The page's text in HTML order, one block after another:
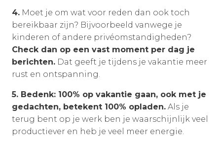
4. Moet je om wat voor reden dan ook toch
bereikbaar zijn? Bijvoorbeeld vanwege je
kinderen of andere privéomstandigheden?
Check dan op een vast moment per dag je
berichten. Dat geeft je tijdens je vakantie meer
rust en ontspanning.
5. Bedenk: 100% op vakantie gaan, ook met je
gedachten, betekent 100% opladen. Als je
terug bent op je werk ben je waarschijnlijk veel
productiever en heb je veel meer energie.